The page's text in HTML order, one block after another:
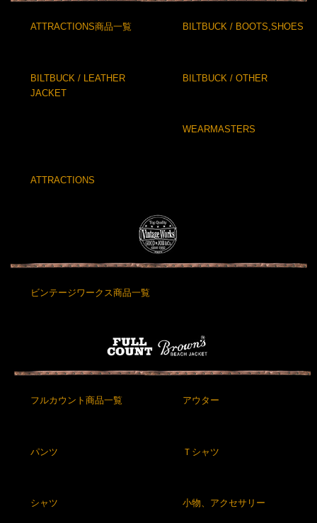
ATTRACTIONS商品一覧 BILTBUCK / BOOTS,SHOES
BILTBUCK / LEATHER
JACKET
BILTBUCK / OTHER
WEARMASTERS
ATTRACTIONS
ビンテージワークス商品一覧
フルカウント商品一覧 アウター
パンツ Ｔシャツ
シャツ 小物、アクセサリー